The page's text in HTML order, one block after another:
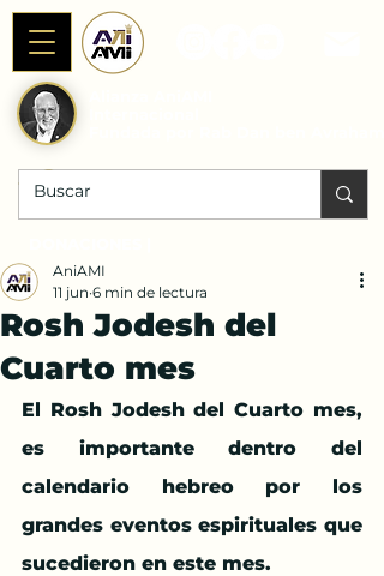
Rosh Jodesh del
Cuarto mes
AniAMI
11 jun 6 min de lectura
El Rosh Jodesh del Cuarto mes,
es importante dentro del
calendario hebreo por los
grandes eventos espirituales que
sucedieron en este mes.